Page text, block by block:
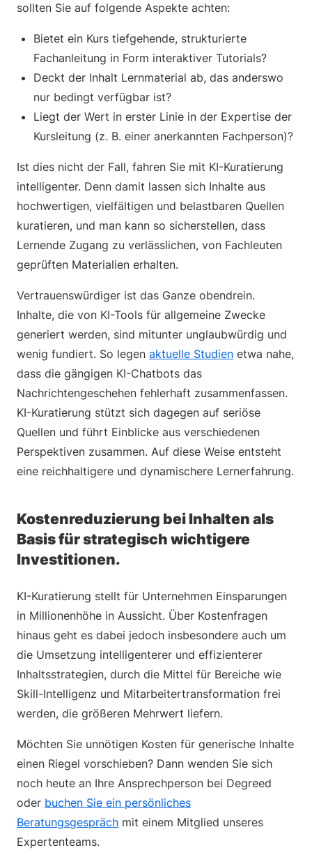
sollten Sie auf folgende Aspekte achten:
Bietet ein Kurs tiefgehende, strukturierte
Fachanleitung in Form interaktiver Tutorials?
Deckt der Inhalt Lernmaterial ab, das anderswo
nur bedingt verfügbar ist?
Liegt der Wert in erster Linie in der Expertise der
Kursleitung (z. B. einer anerkannten Fachperson)?
Ist dies nicht der Fall, fahren Sie mit KI-Kuratierung
intelligenter. Denn damit lassen sich Inhalte aus
hochwertigen, vielfältigen und belastbaren Quellen
kuratieren, und man kann so sicherstellen, dass
Lernende Zugang zu verlässlichen, von Fachleuten
geprüften Materialien erhalten.
Vertrauenswürdiger ist das Ganze obendrein.
Inhalte, die von KI-Tools für allgemeine Zwecke
generiert werden, sind mitunter unglaubwürdig und
wenig fundiert. So legen aktuelle Studien etwa nahe,
dass die gängigen KI-Chatbots das
Nachrichtengeschehen fehlerhaft zusammenfassen.
KI-Kuratierung stützt sich dagegen auf seriöse
Quellen und führt Einblicke aus verschiedenen
Perspektiven zusammen. Auf diese Weise entsteht
eine reichhaltigere und dynamischere Lernerfahrung.
Kostenreduzierung bei Inhalten als
Basis für strategisch wichtigere
Investitionen.
KI-Kuratierung stellt für Unternehmen Einsparungen
in Millionenhöhe in Aussicht. Über Kostenfragen
hinaus geht es dabei jedoch insbesondere auch um
die Umsetzung intelligenterer und effizienterer
Inhaltsstrategien, durch die Mittel für Bereiche wie
Skill-Intelligenz und Mitarbeitertransformation frei
werden, die größeren Mehrwert liefern.
Möchten Sie unnötigen Kosten für generische Inhalte
einen Riegel vorschieben? Dann wenden Sie sich
noch heute an Ihre Ansprechperson bei Degreed
oder buchen Sie ein persönliches
Beratungsgespräch mit einem Mitglied unseres
Expertenteams.